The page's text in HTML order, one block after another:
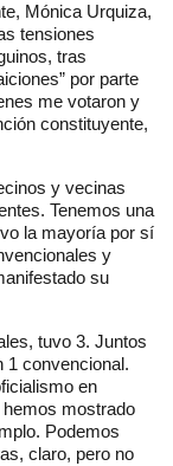
Mónica Urquiza,
tensiones
tras
por parte
me votaron y
constituyente,
y vecinas
Tenemos una
la mayoría por sí
y
su
tuvo 3. Juntos
1 convencional.
en
mostrado
Podemos
claro, pero no